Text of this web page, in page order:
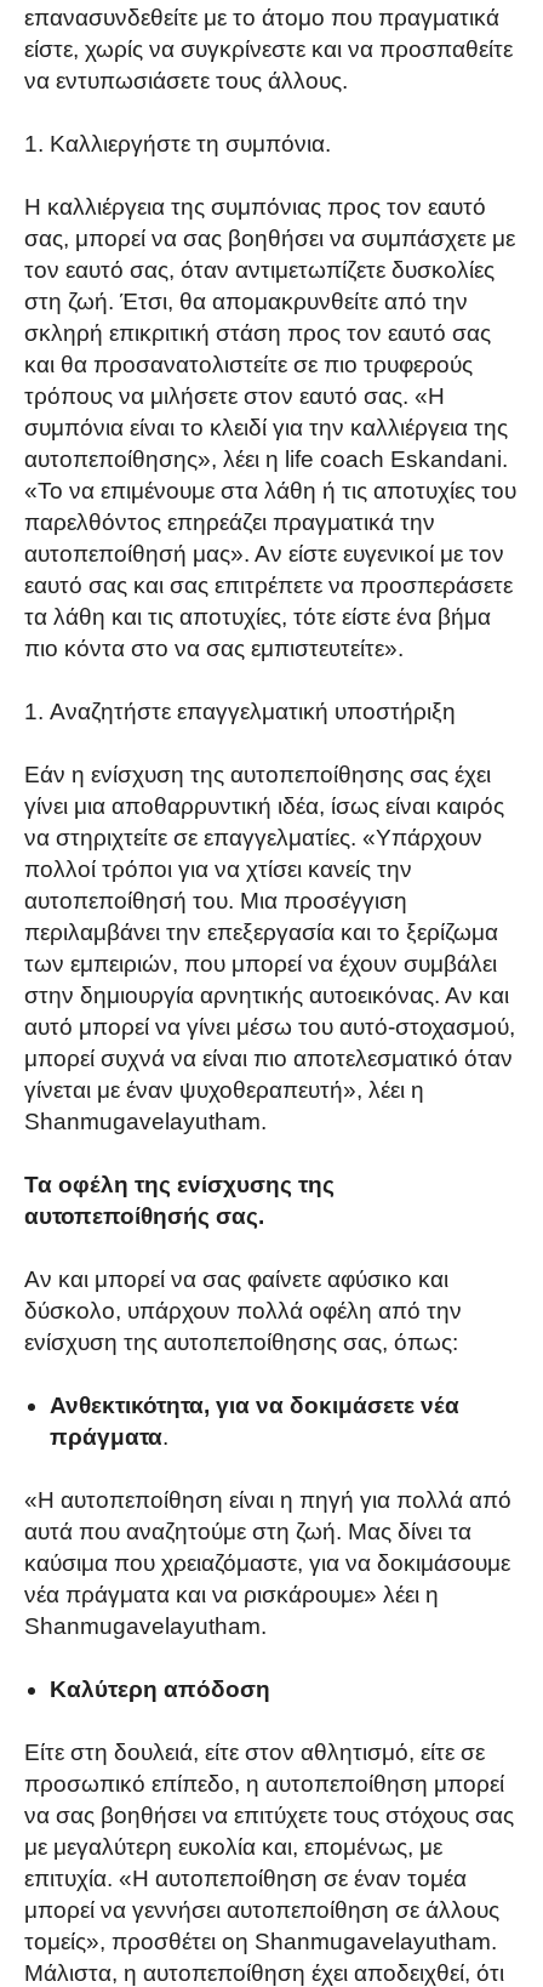
επανασυνδεθείτε με το άτομο που πραγματικά
είστε, χωρίς να συγκρίνεστε και να προσπαθείτε
να εντυπωσιάσετε τους άλλους.
Καλλιεργήστε τη συμπόνια.
Η καλλιέργεια της συμπόνιας προς τον εαυτό
σας, μπορεί να σας βοηθήσει να συμπάσχετε με
τον εαυτό σας, όταν αντιμετωπίζετε δυσκολίες
στη ζωή. Έτσι, θα απομακρυνθείτε από την
σκληρή επικριτική στάση προς τον εαυτό σας
και θα προσανατολιστείτε σε πιο τρυφερούς
τρόπους να μιλήσετε στον εαυτό σας. «Η
συμπόνια είναι το κλειδί για την καλλιέργεια της
αυτοπεποίθησης», λέει η life coach Eskandani.
«Το να επιμένουμε στα λάθη ή τις αποτυχίες του
παρελθόντος επηρεάζει πραγματικά την
αυτοπεποίθησή μας». Αν είστε ευγενικοί με τον
εαυτό σας και σας επιτρέπετε να προσπεράσετε
τα λάθη και τις αποτυχίες, τότε είστε ένα βήμα
πιο κόντα στο να σας εμπιστευτείτε».
Αναζητήστε επαγγελματική υποστήριξη
Εάν η ενίσχυση της αυτοπεποίθησης σας έχει
γίνει μια αποθαρρυντική ιδέα, ίσως είναι καιρός
να στηριχτείτε σε επαγγελματίες. «Υπάρχουν
πολλοί τρόποι για να χτίσει κανείς την
αυτοπεποίθησή του. Μια προσέγγιση
περιλαμβάνει την επεξεργασία και το ξερίζωμα
των εμπειριών, που μπορεί να έχουν συμβάλει
στην δημιουργία αρνητικής αυτοεικόνας. Αν και
αυτό μπορεί να γίνει μέσω του αυτό-στοχασμού,
μπορεί συχνά να είναι πιο αποτελεσματικό όταν
γίνεται με έναν ψυχοθεραπευτή», λέει η
Shanmugavelayutham.
Τα οφέλη της ενίσχυσης της
αυτοπεποίθησής σας.
Αν και μπορεί να σας φαίνετε αφύσικο και
δύσκολο, υπάρχουν πολλά οφέλη από την
ενίσχυση της αυτοπεποίθησης σας, όπως:
Ανθεκτικότητα, για να δοκιμάσετε νέα
πράγματα.
«Η αυτοπεποίθηση είναι η πηγή για πολλά από
αυτά που αναζητούμε στη ζωή. Μας δίνει τα
καύσιμα που χρειαζόμαστε, για να δοκιμάσουμε
νέα πράγματα και να ρισκάρουμε» λέει η
Shanmugavelayutham.
Καλύτερη απόδοση
Είτε στη δουλειά, είτε στον αθλητισμό, είτε σε
προσωπικό επίπεδο, η αυτοπεποίθηση μπορεί
να σας βοηθήσει να επιτύχετε τους στόχους σας
με μεγαλύτερη ευκολία και, επομένως, με
επιτυχία. «Η αυτοπεποίθηση σε έναν τομέα
μπορεί να γεννήσει αυτοπεποίθηση σε άλλους
τομείς», προσθέτει οη Shanmugavelayutham.
Μάλιστα, η αυτοπεποίθηση έχει αποδειχθεί, ότι